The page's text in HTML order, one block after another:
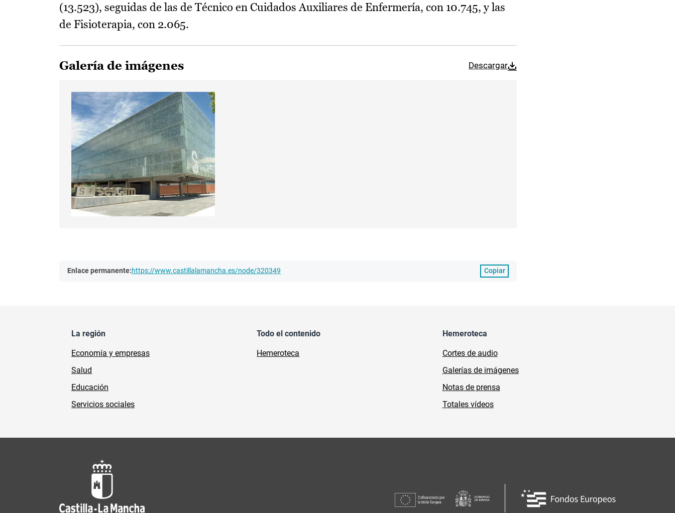
(13.523), seguidas de las de Técnico en Cuidados Auxiliares de Enfermería, con 10.745, y las
de Fisioterapia, con 2.065.
Galería de imágenes Descargar
Enlace permanente:https://www.castillalamancha.es/node/320349 Copiar
La región
Economía y empresas
Salud
Educación
Servicios sociales
Todo el contenido
Hemeroteca
Hemeroteca
Cortes de audio
Galerías de imágenes
Notas de prensa
Totales vídeos